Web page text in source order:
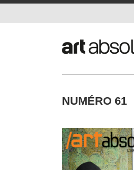
NUMÉRO 61